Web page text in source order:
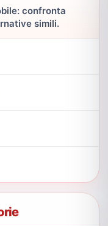
confronta
simili.